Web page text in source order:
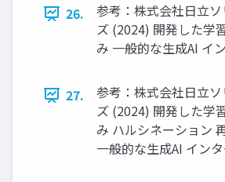
26.
参考：株式会社日立
ズ (2024) 開発した学
み 一般的な生成AI イ
27.
参考：株式会社日立
ズ (2024) 開発した学
み ハルシネーション
一般的な生成AI イン